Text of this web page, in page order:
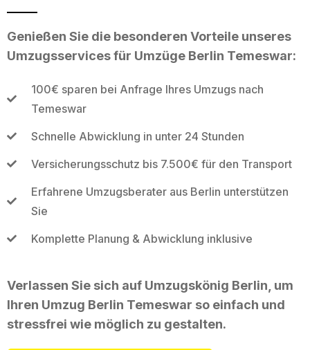
Genießen Sie die besonderen Vorteile unseres
Umzugsservices für Umzüge Berlin Temeswar:
100€ sparen bei Anfrage Ihres Umzugs nach
Temeswar
Schnelle Abwicklung in unter 24 Stunden
Versicherungsschutz bis 7.500€ für den Transport
Erfahrene Umzugsberater aus Berlin unterstützen
Sie
Komplette Planung & Abwicklung inklusive
Verlassen Sie sich auf Umzugskönig Berlin, um
Ihren Umzug Berlin Temeswar so einfach und
stressfrei wie möglich zu gestalten.